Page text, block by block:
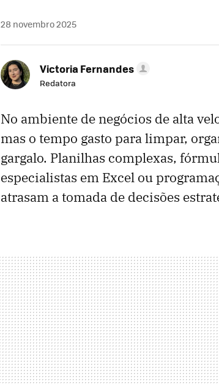
28 novembro 2025
Victoria Fernandes
Redatora
No ambiente de negócios de alta
mas o tempo gasto para limpar,
gargalo. Planilhas complexas,
especialistas em Excel ou
atrasam a tomada de decisões